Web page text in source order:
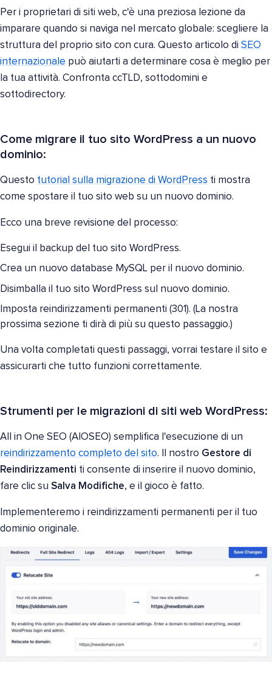
Per i proprietari di siti web, c'è una preziosa lezione da
imparare quando si naviga nel mercato globale: scegliere la
struttura del proprio sito con cura. Questo articolo di SEO
internazionale può aiutarti a determinare cosa è meglio per
la tua attività. Confronta ccTLD, sottodomini e
sottodirectory.
Come migrare il tuo sito WordPress a un nuovo
dominio:
Questo tutorial sulla migrazione di WordPress ti mostra
come spostare il tuo sito web su un nuovo dominio.
Ecco una breve revisione del processo:
Esegui il backup del tuo sito WordPress.
Crea un nuovo database MySQL per il nuovo dominio.
Disimballa il tuo sito WordPress sul nuovo dominio.
Imposta reindirizzamenti permanenti (301). (La nostra
prossima sezione ti dirà di più su questo passaggio.)
Una volta completati questi passaggi, vorrai testare il sito e
assicurarti che tutto funzioni correttamente.
Strumenti per le migrazioni di siti web WordPress:
All in One SEO (AIOSEO) semplifica l'esecuzione di un
reindirizzamento completo del sito. Il nostro Gestore di
Reindirizzamenti ti consente di inserire il nuovo dominio,
fare clic su Salva Modifiche, e il gioco è fatto.
Implementeremo i reindirizzamenti permanenti per il tuo
dominio originale.